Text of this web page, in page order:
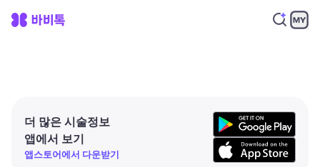
더 많은 시술정보
앱에서 보기
앱스토어에서 다운받기